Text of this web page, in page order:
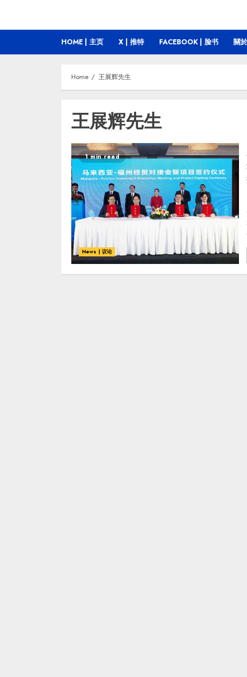
HOME | 主页 X | 推特 FACEBOOK | 脸书 關
Home 王展辉先生
王展辉先生
1 min read
News | 议论